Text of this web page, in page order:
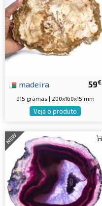
59€
madeira
915 gramas | 200x160x15 mm
Veja o produto
NEW